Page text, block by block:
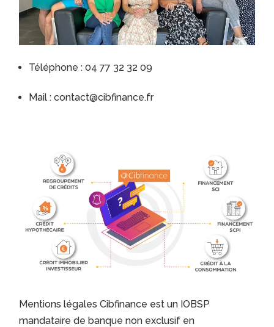
Téléphone : 04 77 32 32 09
Mail : contact@cibfinance.fr
Mentions légales Cibfinance est un IOBSP
mandataire de banque non exclusif en